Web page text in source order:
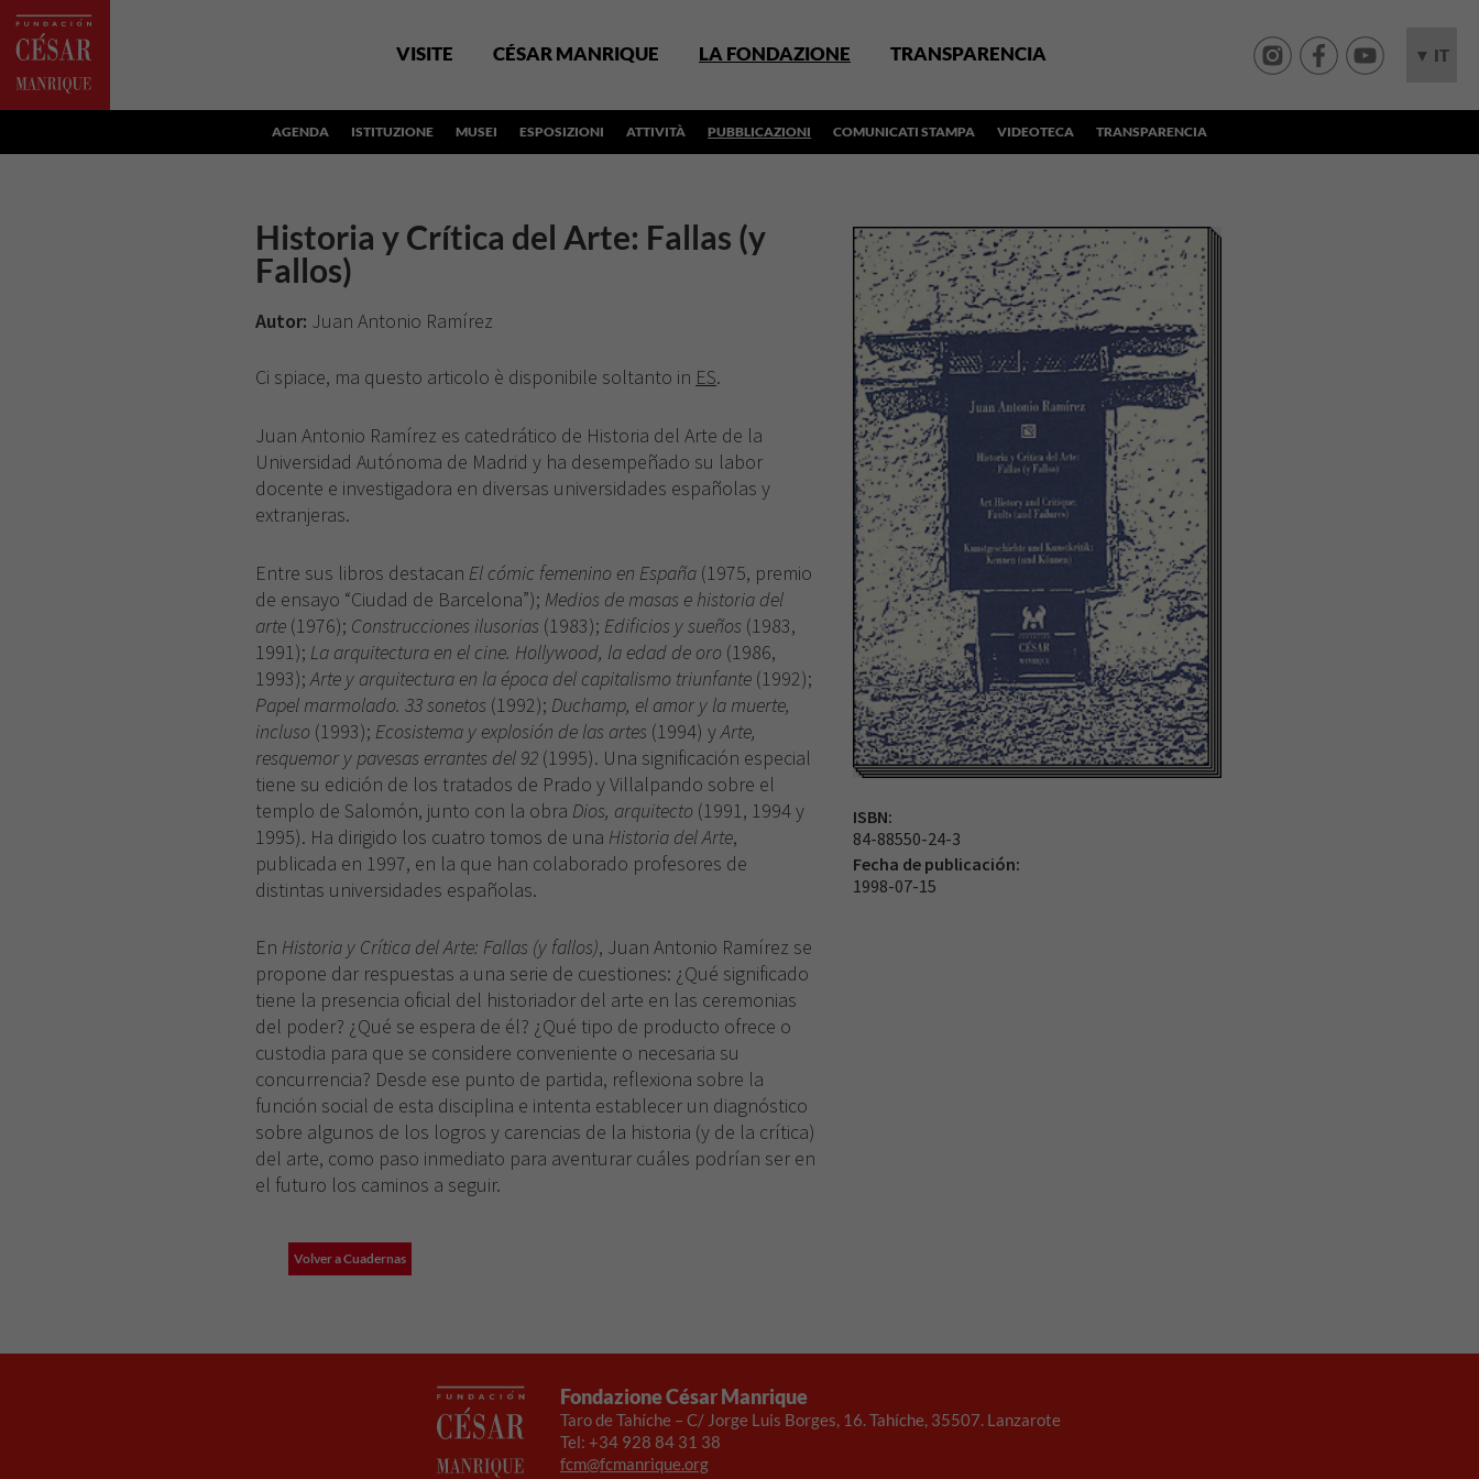
VISITE CÉSAR MANRIQUE LA FONDAZIONE TRANSPARENCIA ▼ IT
AGENDA ISTITUZIONE MUSEI ESPOSIZIONI ATTIVITÀ PUBBLICAZIONI COMUNICATI STAMPA VIDEOTECA TRANSPARENCIA
Historia y Crítica del Arte: Fallas (y
Fallos)
Autor: Juan Antonio Ramírez
Ci spiace, ma questo articolo è disponibile soltanto in ES.
Juan Antonio Ramírez es catedrático de Historia del Arte de la
Universidad Autónoma de Madrid y ha desempeñado su labor
docente e investigadora en diversas universidades españolas y
extranjeras.
Entre sus libros destacan El cómic femenino en España (1975, premio
de ensayo “Ciudad de Barcelona”); Medios de masas e historia del
arte (1976); Construcciones ilusorias (1983); Edificios y sueños (1983,
1991); La arquitectura en el cine. Hollywood, la edad de oro (1986,
1993); Arte y arquitectura en la época del capitalismo triunfante (1992);
Papel marmolado. 33 sonetos (1992); Duchamp, el amor y la muerte,
incluso (1993); Ecosistema y explosión de las artes (1994) yArte,
resquemor y pavesas errantes del 92 (1995). Una significación especial
tiene su edición de los tratados de Prado y Villalpando sobre el
templo de Salomón, junto con la obra Dios, arquitecto (1991, 1994 y
1995). Ha dirigido los cuatro tomos de una Historia del Arte,
publicada en 1997, en la que han colaborado profesores de
distintas universidades españolas.
En Historia y Crítica del Arte: Fallas (y fallos), Juan Antonio Ramírez se
propone dar respuestas a una serie de cuestiones: ¿Qué significado
tiene la presencia oficial del historiador del arte en las ceremonias
del poder? ¿Qué se espera de él? ¿Qué tipo de producto ofrece o
custodia para que se considere conveniente o necesaria su
concurrencia? Desde ese punto de partida, reflexiona sobre la
función social de esta disciplina e intenta establecer un diagnóstico
sobre algunos de los logros y carencias de la historia (y de la crítica)
del arte, como paso inmediato para aventurar cuáles podrían ser en
el futuro los caminos a seguir.
ISBN:
84-88550-24-3
Fecha de publicación:
1998-07-15
Volver a Cuadernas
Fondazione César Manrique
Taro de Tahíche – C/ Jorge Luis Borges, 16. Tahíche, 35507. Lanzarote
Tel: +34 928 84 31 38
fcm@fcmanrique.org